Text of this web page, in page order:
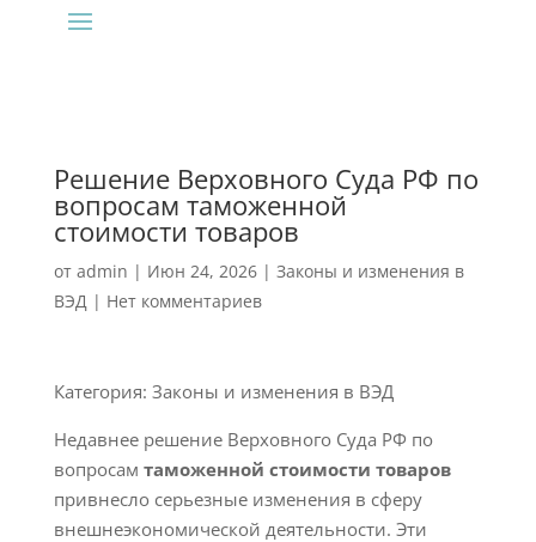
Решение Верховного Суда РФ по
вопросам таможенной
стоимости товаров
от admin | Июн 24, 2026| Законы и изменения в
ВЭД| Нет комментариев
Категория: Законы и изменения в ВЭД
Недавнее решение Верховного Суда РФ по
вопросам таможенной стоимости товаров
привнесло серьезные изменения в сферу
внешнеэкономической деятельности. Эти